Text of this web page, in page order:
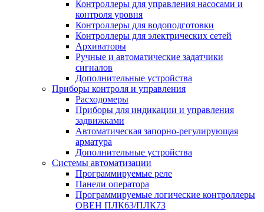
Контроллеры для управления насосами и
контроля уровня
Контроллеры для водоподготовки
Контроллеры для электрических сетей
Архиваторы
Ручные и автоматические задатчики
сигналов
Дополнительные устройства
Приборы контроля и управления
Расходомеры
Приборы для индикации и управления
задвижками
Автоматическая запорно-регулирующая
арматура
Дополнительные устройства
Системы автоматизации
Программируемые реле
Панели оператора
Программируемые логические контроллеры
ОВЕН ПЛК63/ПЛК73